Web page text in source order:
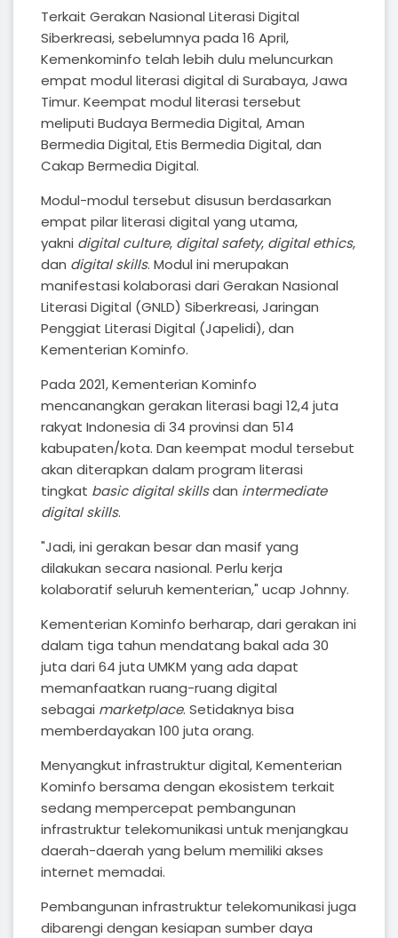
Terkait Gerakan Nasional Literasi Digital
Siberkreasi, sebelumnya pada 16 April,
Kemenkominfo telah lebih dulu meluncurkan
empat modul literasi digital di Surabaya, Jawa
Timur. Keempat modul literasi tersebut
meliputi Budaya Bermedia Digital, Aman
Bermedia Digital, Etis Bermedia Digital, dan
Cakap Bermedia Digital.
Modul-modul tersebut disusun berdasarkan
empat pilar literasi digital yang utama,
yakni digital culture, digital safety, digital ethics,
dan digital skills. Modul ini merupakan
manifestasi kolaborasi dari Gerakan Nasional
Literasi Digital (GNLD) Siberkreasi, Jaringan
Penggiat Literasi Digital (Japelidi), dan
Kementerian Kominfo.
Pada 2021, Kementerian Kominfo
mencanangkan gerakan literasi bagi 12,4 juta
rakyat Indonesia di 34 provinsi dan 514
kabupaten/kota. Dan keempat modul tersebut
akan diterapkan dalam program literasi
tingkat basic digital skillsdan intermediate
digital skills.
"Jadi, ini gerakan besar dan masif yang
dilakukan secara nasional. Perlu kerja
kolaboratif seluruh kementerian," ucap Johnny.
Kementerian Kominfo berharap, dari gerakan ini
dalam tiga tahun mendatang bakal ada 30
juta dari 64 juta UMKM yang ada dapat
memanfaatkan ruang-ruang digital
sebagai marketplace. Setidaknya bisa
memberdayakan 100 juta orang.
Menyangkut infrastruktur digital, Kementerian
Kominfo bersama dengan ekosistem terkait
sedang mempercepat pembangunan
infrastruktur telekomunikasi untuk menjangkau
daerah-daerah yang belum memiliki akses
internet memadai.
Pembangunan infrastruktur telekomunikasi juga
dibarengi dengan kesiapan sumber daya